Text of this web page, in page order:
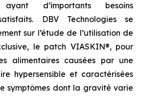
ayant d’importants besoins
DBV Technologies se
sur l’étude de l’utilisation de
le patch VIASKIN®, pour
alimentaires causées par une
hypersensible et caractérisées
symptômes dont la gravité varie